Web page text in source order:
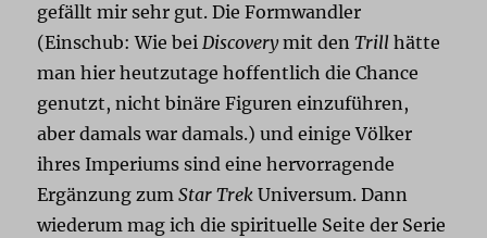
gefällt mir sehr gut. Die Formwandler
(Einschub: Wie beiDiscoverymit denTrill hätte
man hier heutzutage hoffentlich die Chance
genutzt, nicht binäre Figuren einzuführen,
aber damals war damals.) und einige Völker
ihres Imperiums sind eine hervorragende
Ergänzung zumStar Trek Universum. Dann
wiederum mag ich die spirituelle Seite der Serie